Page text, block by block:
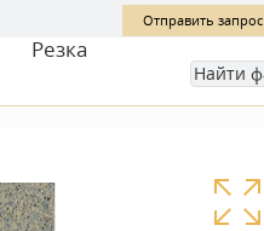
Отправить запрос
Резка